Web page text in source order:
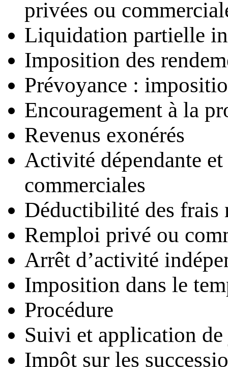
privées ou
Liquidation partielle
Imposition des
Prévoyance :
Encouragement à la
Revenus exonérés
Activité dépendante
commerciales
Déductibilité des frais
Remploi privé ou
Arrêt d’activité
Imposition dans le
Procédure
Suivi et application
Impôt sur les